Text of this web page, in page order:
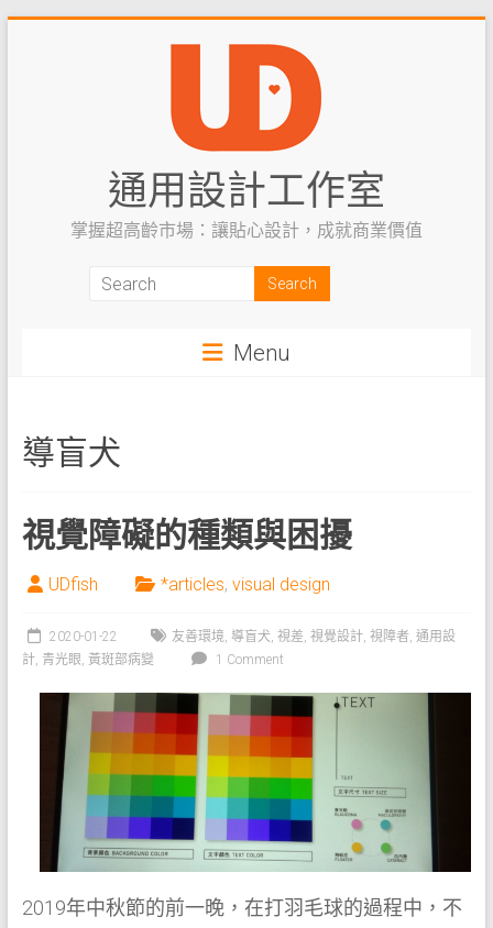
通用設計工作室
掌握超高齡市場：讓貼心設計，成就商業價值
Menu
導盲犬
視覺障礙的種類與困擾
UDfish *articles, visual design
2020-01-22 友善環境, 導盲犬, 視差, 視覺設計, 視障者, 通用設
計, 青光眼, 黃斑部病變 1 Comment
2019年中秋節的前一晚，在打羽毛球的過程中，不